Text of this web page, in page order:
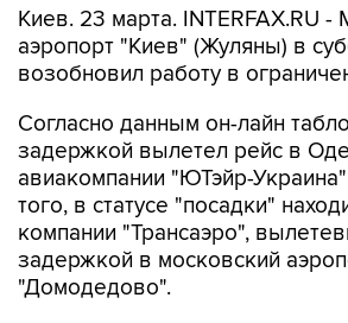
Киев. 23 марта. INTERFAX.RU
аэропорт "Киев" (Жуляны) в
возобновил работу в
Согласно данным он-лайн
задержкой вылетел рейс в
авиакомпании "ЮТэйр-
того, в статусе "посадки"
компании "Трансаэро",
задержкой в московский
"Домодедово".